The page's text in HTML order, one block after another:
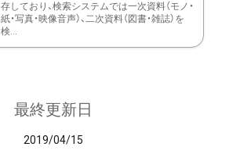
存しており、検索システムでは一次資料（モノ・
紙・写真・映像音声）、二次資料（図書・雑誌）を
検...
最終更新日
2019/04/15